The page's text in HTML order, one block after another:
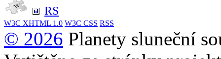
RS
W3C XHTML 1.0 W3C CSS RSS
© 2026 Planety sluneční